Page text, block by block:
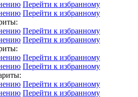
Перейти к избранному
Перейти к избранному
Перейти к избранному
Перейти к избранному
Перейти к избранному
Перейти к избранному
Перейти к избранному
Перейти к избранному